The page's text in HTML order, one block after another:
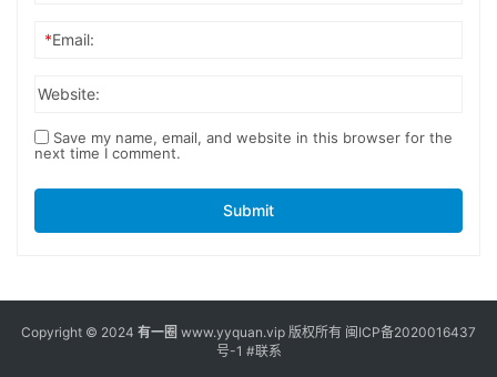
*Email:
Website:
Save my name, email, and website in this browser for the
next time I comment.
Submit
Copyright © 2024 有一圈 www.yyquan.vip 版权所有 闽ICP备2020016437
号-1 #联系